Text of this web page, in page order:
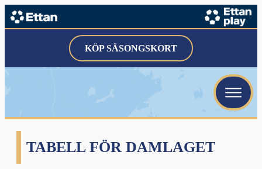
KÖP SÄSONGSKORT
TABELL FÖR DAMLAGET